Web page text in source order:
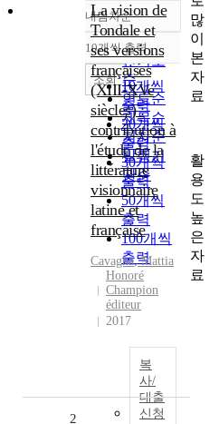
정확도
순
인기도
순
연도순
제목순
저자순
발행기
관순
내림차순
내림차순
10개씩 출력
10개씩
출력
20개씩
출력
30개씩
출력
50개씩
출력
100개씩
출력
조회
La vision de
Tondale et
ses versions
françaises
(XIII-XVe
siècles) :
contribution à
l'étude de la
littérature
visionnaire
latine et
française
Cavagna, Mattia
Honoré
Champion
éditeur
2017
복
사/
대출
신청
2
많
이
본
자
료
활
용
도
높
은
자
료